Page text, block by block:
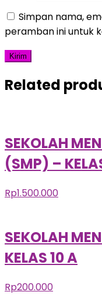
Simpan nama,
peramban ini untuk
Related
SEKOLAH
(SMP) –
Rp1.500.000
SEKOLAH
KELAS 10 A
Rp200.000